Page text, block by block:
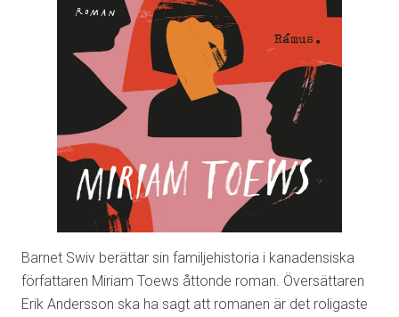
Barnet Swiv berättar sin familjehistoria i kanadensiska
författaren Miriam Toews åttonde roman. Översättaren
Erik Andersson ska ha sagt att romanen är det roligaste